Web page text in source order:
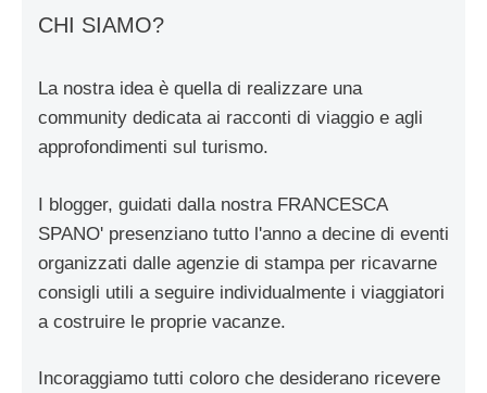
CHI SIAMO?
La nostra idea è quella di realizzare una
community dedicata ai racconti di viaggio e agli
approfondimenti sul turismo.
I blogger, guidati dalla nostra FRANCESCA
SPANO' presenziano tutto l'anno a decine di eventi
organizzati dalle agenzie di stampa per ricavarne
consigli utili a seguire individualmente i viaggiatori
a costruire le proprie vacanze.
Incoraggiamo tutti coloro che desiderano ricevere